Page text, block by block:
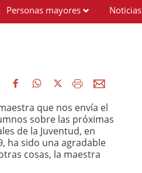
Personas mayores Noticias
que nos envía el
sobre las próximas
de la Juventud, en
ha sido una agradable
cosas, la maestra